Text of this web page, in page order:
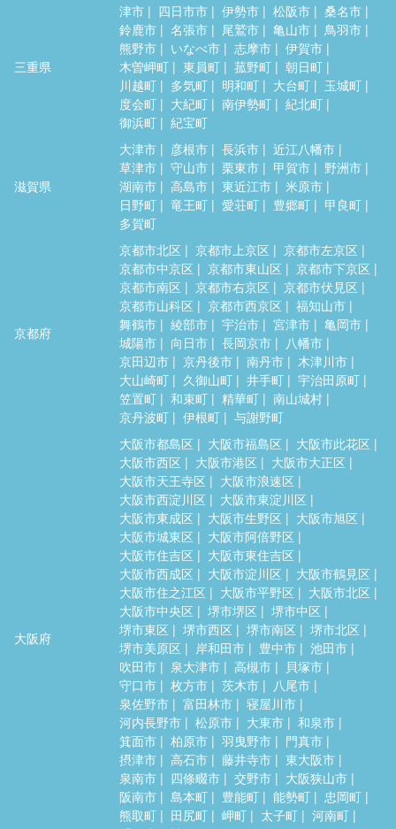
三重県
津市 四日市市 伊勢市 松阪市
桑名市
鈴鹿市
名張市 尾鷲市 亀山市
鳥羽市
熊野市
いなべ市 志摩市
伊賀市
木曽岬町
東員町 菰野町
朝日町
川越町
多気町 明和町 大台町
玉城町
度会町
大紀町 南伊勢町
紀北町
御浜町
紀宝町
滋賀県
大津市 彦根市 長浜市
近江八幡市
草津市
守山市 栗東市 甲賀市
野洲市
湖南市
高島市 東近江市
米原市
日野町
竜王町 愛荘町 豊郷町
甲良町
多賀町
京都府
京都市北区 京都市上京区
京都市左京区
京都市中京区
京都市東山区
京都市下京区
京都市南区
京都市右京区
京都市伏見区
京都市山科区
京都市西京区
福知山市
舞鶴市
綾部市 宇治市 宮津市
亀岡市
城陽市
向日市 長岡京市
八幡市
京田辺市
京丹後市 南丹市
木津川市
大山崎町
久御山町 井手町
宇治田原町
笠置町
和束町 精華町
南山城村
京丹波町
伊根町 与謝野町
大阪府
大阪市都島区 大阪市福島区
大阪市此花区
大阪市西区
大阪市港区
大阪市大正区
大阪市天王寺区
大阪市浪速区
大阪市西淀川区
大阪市東淀川区
大阪市東成区
大阪市生野区
大阪市旭区
大阪市城東区
大阪市阿倍野区
大阪市住吉区
大阪市東住吉区
大阪市西成区
大阪市淀川区
大阪市鶴見区
大阪市住之江区
大阪市平野区
大阪市北区
大阪市中央区
堺市堺区
堺市中区
堺市東区
堺市西区 堺市南区
堺市北区
堺市美原区
岸和田市 豊中市
池田市
吹田市
泉大津市 高槻市
貝塚市
守口市
枚方市 茨木市
八尾市
泉佐野市
富田林市
寝屋川市
河内長野市
松原市 大東市
和泉市
箕面市
柏原市 羽曳野市
門真市
摂津市
高石市 藤井寺市
東大阪市
泉南市
四條畷市 交野市
大阪狭山市
阪南市
島本町 豊能町 能勢町
忠岡町
熊取町
田尻町 岬町 太子町
河南町